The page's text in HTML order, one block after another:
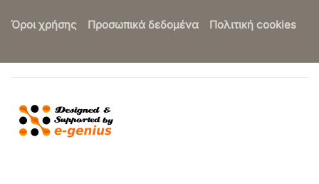
Όροι χρήσης Προσωπικά δεδομένα Πολιτική cookies